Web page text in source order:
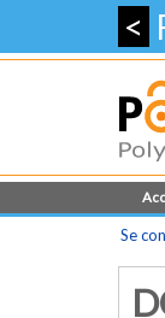
<
Se